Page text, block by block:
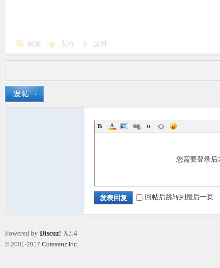
回复 支持 反对
您需要登录
发表回复 回帖后跳转到最后一页
Powered by Discuz! X3.4
© 2001-2017 Comsenz Inc.